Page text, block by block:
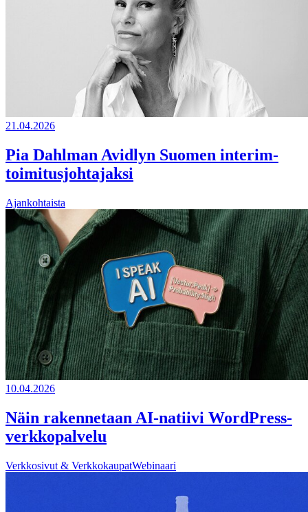
21.04.2026
Pia Dahlman Avidlyn Suomen interim-
toimitusjohtajaksi
Ajankohtaista
10.04.2026
Näin rakennetaan AI-natiivi WordPress-
verkkopalvelu
Verkkosivut & VerkkokaupatWebinaari